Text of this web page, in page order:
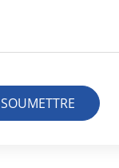
SOUMETTRE